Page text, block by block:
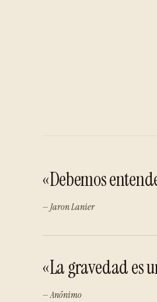
«Debemos
— Jaron Lanier
«La gravedad es
— Anónimo